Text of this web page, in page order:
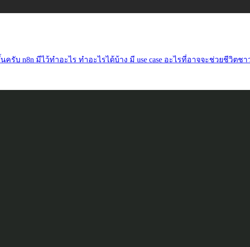
บ n8n มีไว้ทำอะไร ทำอะไรได้บ้าง มี use case อะไรที่อาจจะช่วยชีวิตช